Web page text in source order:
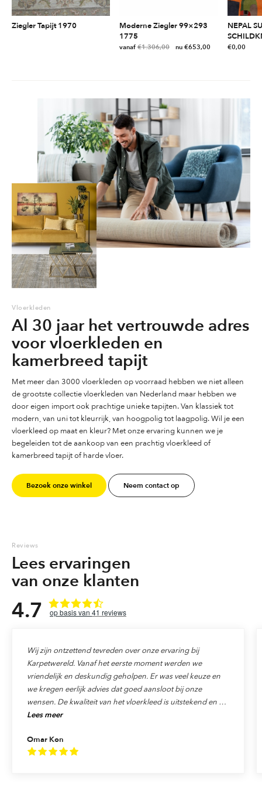
Ziegler Tapijt 1970
Moderne Ziegler 99×293
1775
vanaf€1.306,00 €653,00
variaties.
Deze
optie
kan
gekozen
worden
op
de
productpagina
NEPAL
€0,00
Vloerkleden
Al 30 jaar het vertrouwde adres
voor vloerkleden en
kamerbreed tapijt
Met meer dan 3000 vloerkleden op voorraad hebben we niet alleen
de grootste collectie vloerkleden van Nederland maar hebben we
door eigen import ook prachtige unieke tapijten. Van klassiek tot
modern, van uni tot kleurrijk, van hoogpolig tot laagpolig. Wil je een
vloerkleed op maat en kleur? Met onze ervaring kunnen we je
begeleiden tot de aankoop van een prachtig vloerkleed of
kamerbreed tapijt of harde vloer.
Bezoek onze winkel Neem contact op
Reviews
Lees ervaringen
van onze klanten
4.7 41 reviews
Omar Kon
Wij zijn ontzettend tevreden over onze ervaring bij
Karpetwereld. Vanaf het eerste moment werden we
vriendelijk en deskundig geholpen. Er was veel keuze en
we kregen eerlijk advies dat goed aansloot bij onze
wensen. De kwaliteit van het vloerkleed is uitstekend en de
levering verliep precies zoals afgesproken. Ook de service
echt als klant gewaardeerd. We raden Karpetwereld dan
ook van harte aan aan iedereen die op zoek is naar
Lees meer